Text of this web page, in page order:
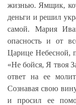
жизнью. Ямщик,
деньги и решил
самой. Мария
опасность и от
Царице Небесной,
«Не бойся, Я твоя
ответ на ее
Сознавая свою
и просил ее